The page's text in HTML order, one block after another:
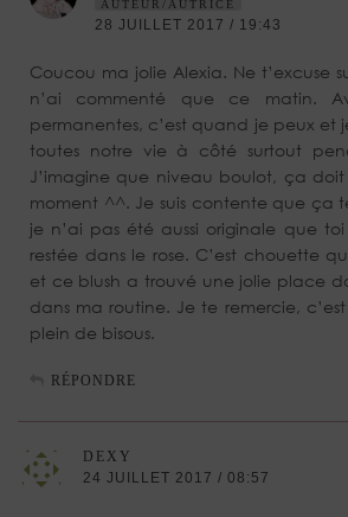
AUTEUR/AUTRICE
28 JUILLET 2017 / 19:43
Coucou ma jolie Alexia. Ne t’excuse
n’ai commenté que ce matin.
permanentes, c’est quand je peux et
toutes notre vie à côté surtout
J’imagine que niveau boulot, ça
moment ^^. Je suis contente que ça
je n’ai pas été aussi originale que
restée dans le rose. C’est chouette
et ce blush a trouvé une jolie place
dans ma routine. Je te remercie,
plein de bisous.
RÉPONDRE
DEXY
24 JUILLET 2017 / 08:57